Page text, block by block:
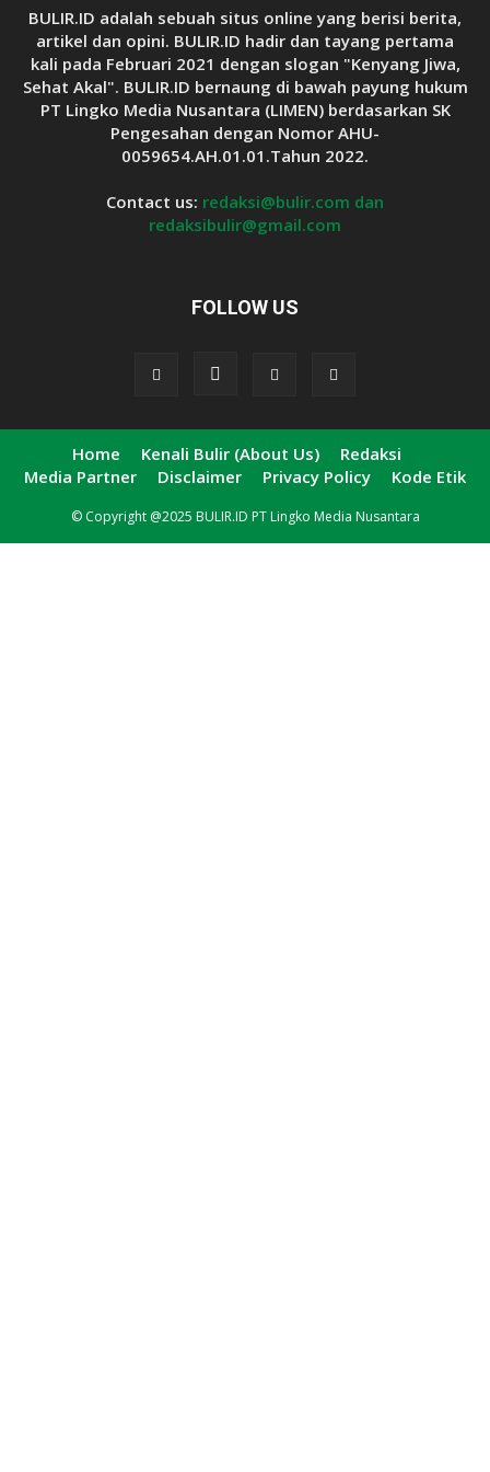
BULIR.ID adalah sebuah situs online yang berisi berita,
artikel dan opini. BULIR.ID hadir dan tayang pertama
kali pada Februari 2021 dengan slogan "Kenyang Jiwa,
Sehat Akal". BULIR.ID bernaung di bawah payung hukum
PT Lingko Media Nusantara (LIMEN) berdasarkan SK
Pengesahan dengan Nomor AHU-
0059654.AH.01.01.Tahun 2022.
Contact us: redaksi@bulir.com dan
redaksibulir@gmail.com
FOLLOW US
Home Kenali Bulir (About Us)
Redaksi
Media Partner
Disclaimer Privacy Policy Kode Etik
© Copyright @2025 BULIR.ID PT Lingko Media Nusantara